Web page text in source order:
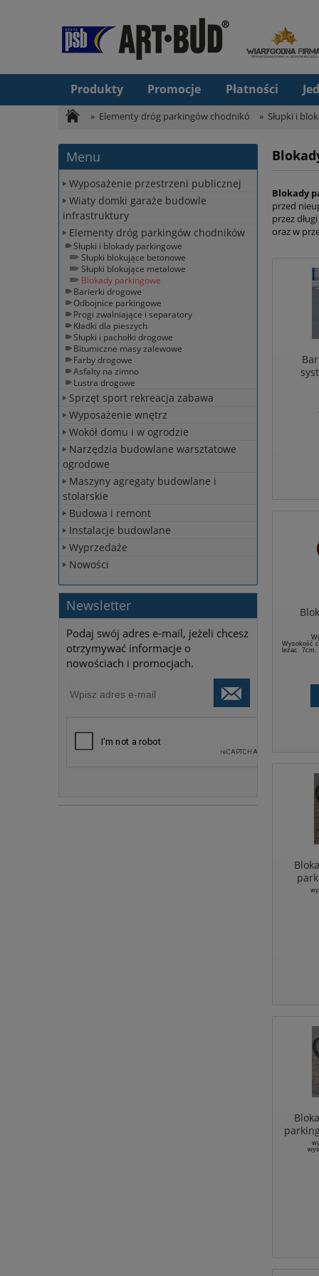
Produkty Promocje Płatności
» Elementy dróg parkingów chodnikó » Słupki i
Menu
Wyposażenie przestrzeni publicznej
Wiaty domki garaże budowle
infrastruktury
Elementy dróg parkingów chodników
Słupki i blokady parkingowe
Słupki blokujące betonowe
Słupki blokujące metalowe
Blokady parkingowe
Barierki drogowe
Odbojnice parkingowe
Progi zwalniające i separatory
Kładki dla pieszych
Słupki i pachołki drogowe
Bitumiczne masy zalewowe
Farby drogowe
Asfalty na zimno
Lustra drogowe
Sprzęt sport rekreacja zabawa
Wyposażenie wnętrz
Wokół domu i w ogrodzie
Narzędzia budowlane warsztatowe
ogrodowe
Maszyny agregaty budowlane i
stolarskie
Budowa i remont
Instalacje budowlane
Wyprzedaże
Nowości
Newsletter
Podaj swój adres e-mail, jeżeli chcesz
otrzymywać informacje o
nowościach i promocjach.
Blokady
przed
przez
oraz w
W
Wysokość
leżąc 7cm,